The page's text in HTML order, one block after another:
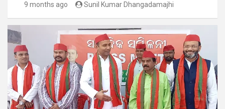
9 months ago Sunil Kumar Dhangadamajhi